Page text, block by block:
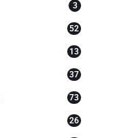
3
52
13
37
73
26